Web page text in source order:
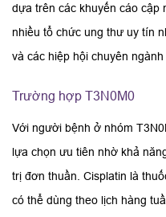
dựa trên các khuyến cáo cập
nhiều tổ chức ung thư uy tín
và các hiệp hội chuyên ngành
Trường hợp T3N0M0
Với người bệnh ở nhóm
lựa chọn ưu tiên nhờ khả
trị đơn thuần. Cisplatin là
có thể dùng theo lịch hàng